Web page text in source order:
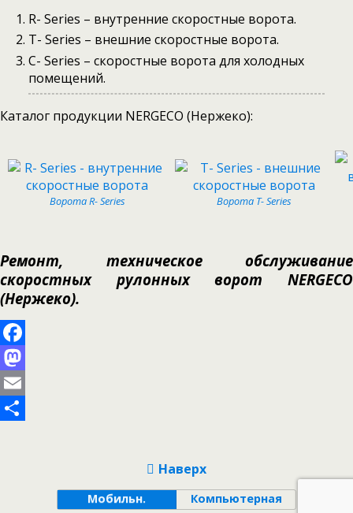
R- Series – внутренние скоростные ворота.
T- Series – внешние скоростные ворота.
C- Series – скоростные ворота для холодных
помещений.
Каталог продукции NERGECO (Нержеко):
Ворота R- Series Ворота T- Series
Ремонт, техническое обслуживание
скоростных рулонных ворот NERGECO
(Нержеко).
Facebook
Mastodon
Email
Наверх
Мобильн. Компьютерная